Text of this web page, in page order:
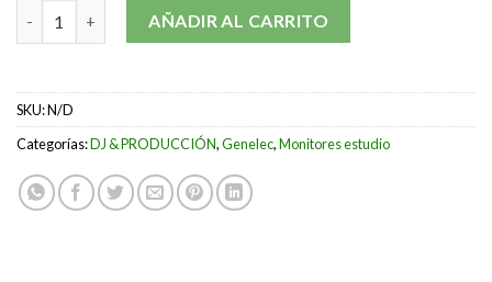
MONITOR ESTUDIO GENELEC 8010AP cantidad
AÑADIR AL CARRITO
SKU:N/D
Categorías:DJ & PRODUCCIÓN,Genelec,Monitores estudio